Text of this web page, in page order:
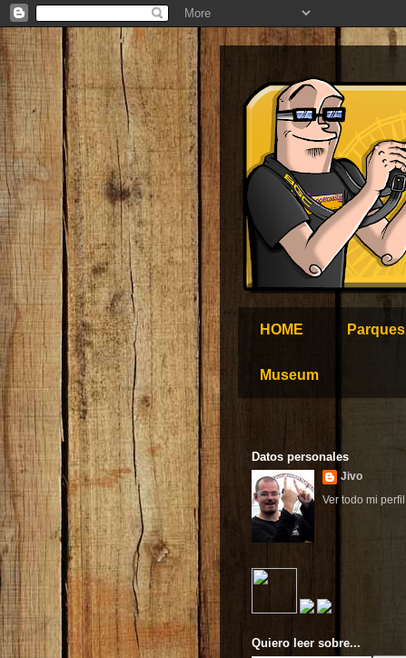
HOME Parques
Museum
Datos personales
Jivo
Ver todo mi perfil
Quiero leer sobre...